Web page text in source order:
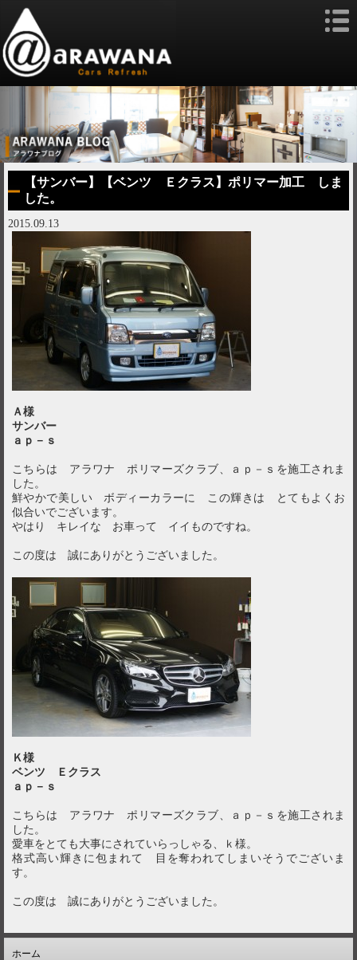
【サンバー】【ベンツ Ｅクラス】ポリマー加工 しま
した。
2015.09.13
Ａ様
サンバー
ａｐ－ｓ
こちらは アラワナ ポリマーズクラブ、ａｐ－ｓを施工されま
した。
鮮やかで美しい ボディーカラーに この輝きは とてもよくお
似合いでございます。
やはり キレイな お車って イイものですね。
この度は 誠にありがとうございました。
Ｋ様
ベンツ Ｅクラス
ａｐ－ｓ
こちらは アラワナ ポリマーズクラブ、ａｐ－ｓを施工されま
した。
愛車をとても大事にされていらっしゃる、ｋ様。
格式高い輝きに包まれて 目を奪われてしまいそうでございま
す。
この度は 誠にありがとうございました。
ホーム